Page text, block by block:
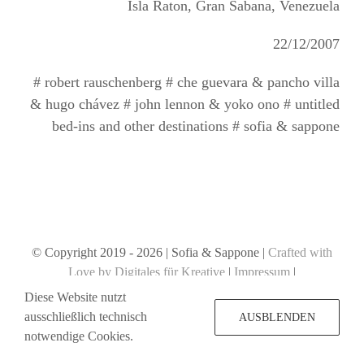
Isla Raton, Gran Sabana, Venezuela
22/12/2007
# robert rauschenberg # che guevara & pancho villa
& hugo chávez # john lennon & yoko ono # untitled
bed-ins and other destinations # sofia & sappone
© Copyright 2019 - 2026 | Sofia & Sappone | Crafted with
Love by Digitales für Kreative | Impressum |
Diese Website nutzt
ausschließlich technisch
notwendige Cookies.
AUSBLENDEN